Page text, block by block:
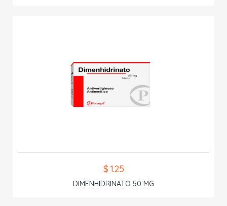
$ 1.25
DIMENHIDRINATO 50 MG